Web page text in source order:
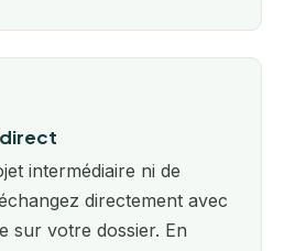
intermédiaire ni de
directement avec
sur votre dossier. En